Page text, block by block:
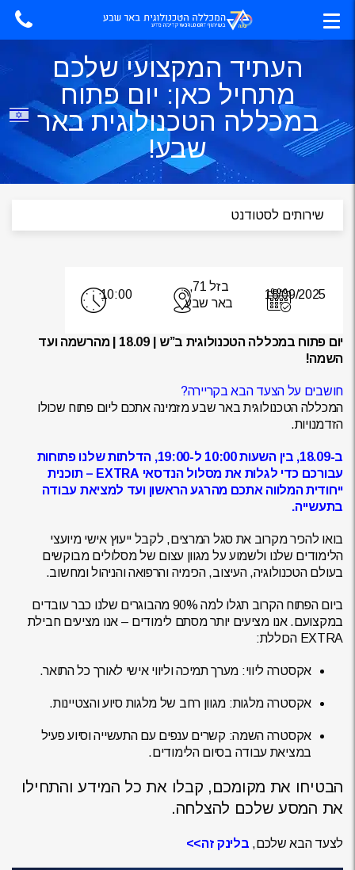
העתיד המקצועי שלכם
מתחיל כאן: יום פתוח
במכללה הטכנולוגית באר
שבע!
18/09/2025
בזל 71,
באר שבע
10:00
יום פתוח במכללה הטכנולוגית ב”ש | 18.09 | מהרשמה ועד
השמה!
חושבים על הצעד הבא בקריירה?
המכללה הטכנולוגית באר שבע מזמינה אתכם ליום פתוח שכולו
הזדמנויות.
ב-18.09, בין השעות 10:00 ל-19:00, הדלתות שלנו פתוחות
עבורכם כדי לגלות את מסלול הנדסאי EXTRA – תוכנית
ייחודית המלווה אתכם מהרגע הראשון ועד למציאת עבודה
בתעשייה.
בואו להכיר מקרוב את סגל המרצים, לקבל ייעוץ אישי מיועצי
הלימודים שלנו ולשמוע על מגוון עצום של מסלולים מבוקשים
בעולם הטכנולוגיה, העיצוב, הכימיה והרפואה והניהול ומחשוב.
ביום הפתוח הקרוב תגלו למה 90% מהבוגרים שלנו כבר עובדים
במקצועם. אנו מציעים יותר מסתם לימודים – אנו מציעים חבילת
EXTRA הכוללת:
אקסטרה ליווי: מערך תמיכה וליווי אישי לאורך כל התואר.
אקסטרה מלגות: מגוון רחב של מלגות סיוע והצטיינות.
אקסטרה השמה: קשרים ענפים עם התעשייה וסיוע פעיל
במציאת עבודה בסיום הלימודים.
הבטיחו את מקומכם, קבלו את כל המידע והתחילו
את המסע שלכם להצלחה.
לצעד הבא שלכם, בלינק זה>>